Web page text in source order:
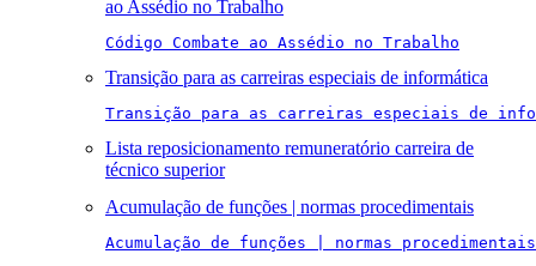
ao Assédio no Trabalho
Código Combate ao Assédio no Trabalho
Transição para as carreiras especiais de informática
Transição para as carreiras especiais de
Lista reposicionamento remuneratório carreira de
técnico superior
Acumulação de funções | normas procedimentais
Acumulação de funções | normas procedimentais